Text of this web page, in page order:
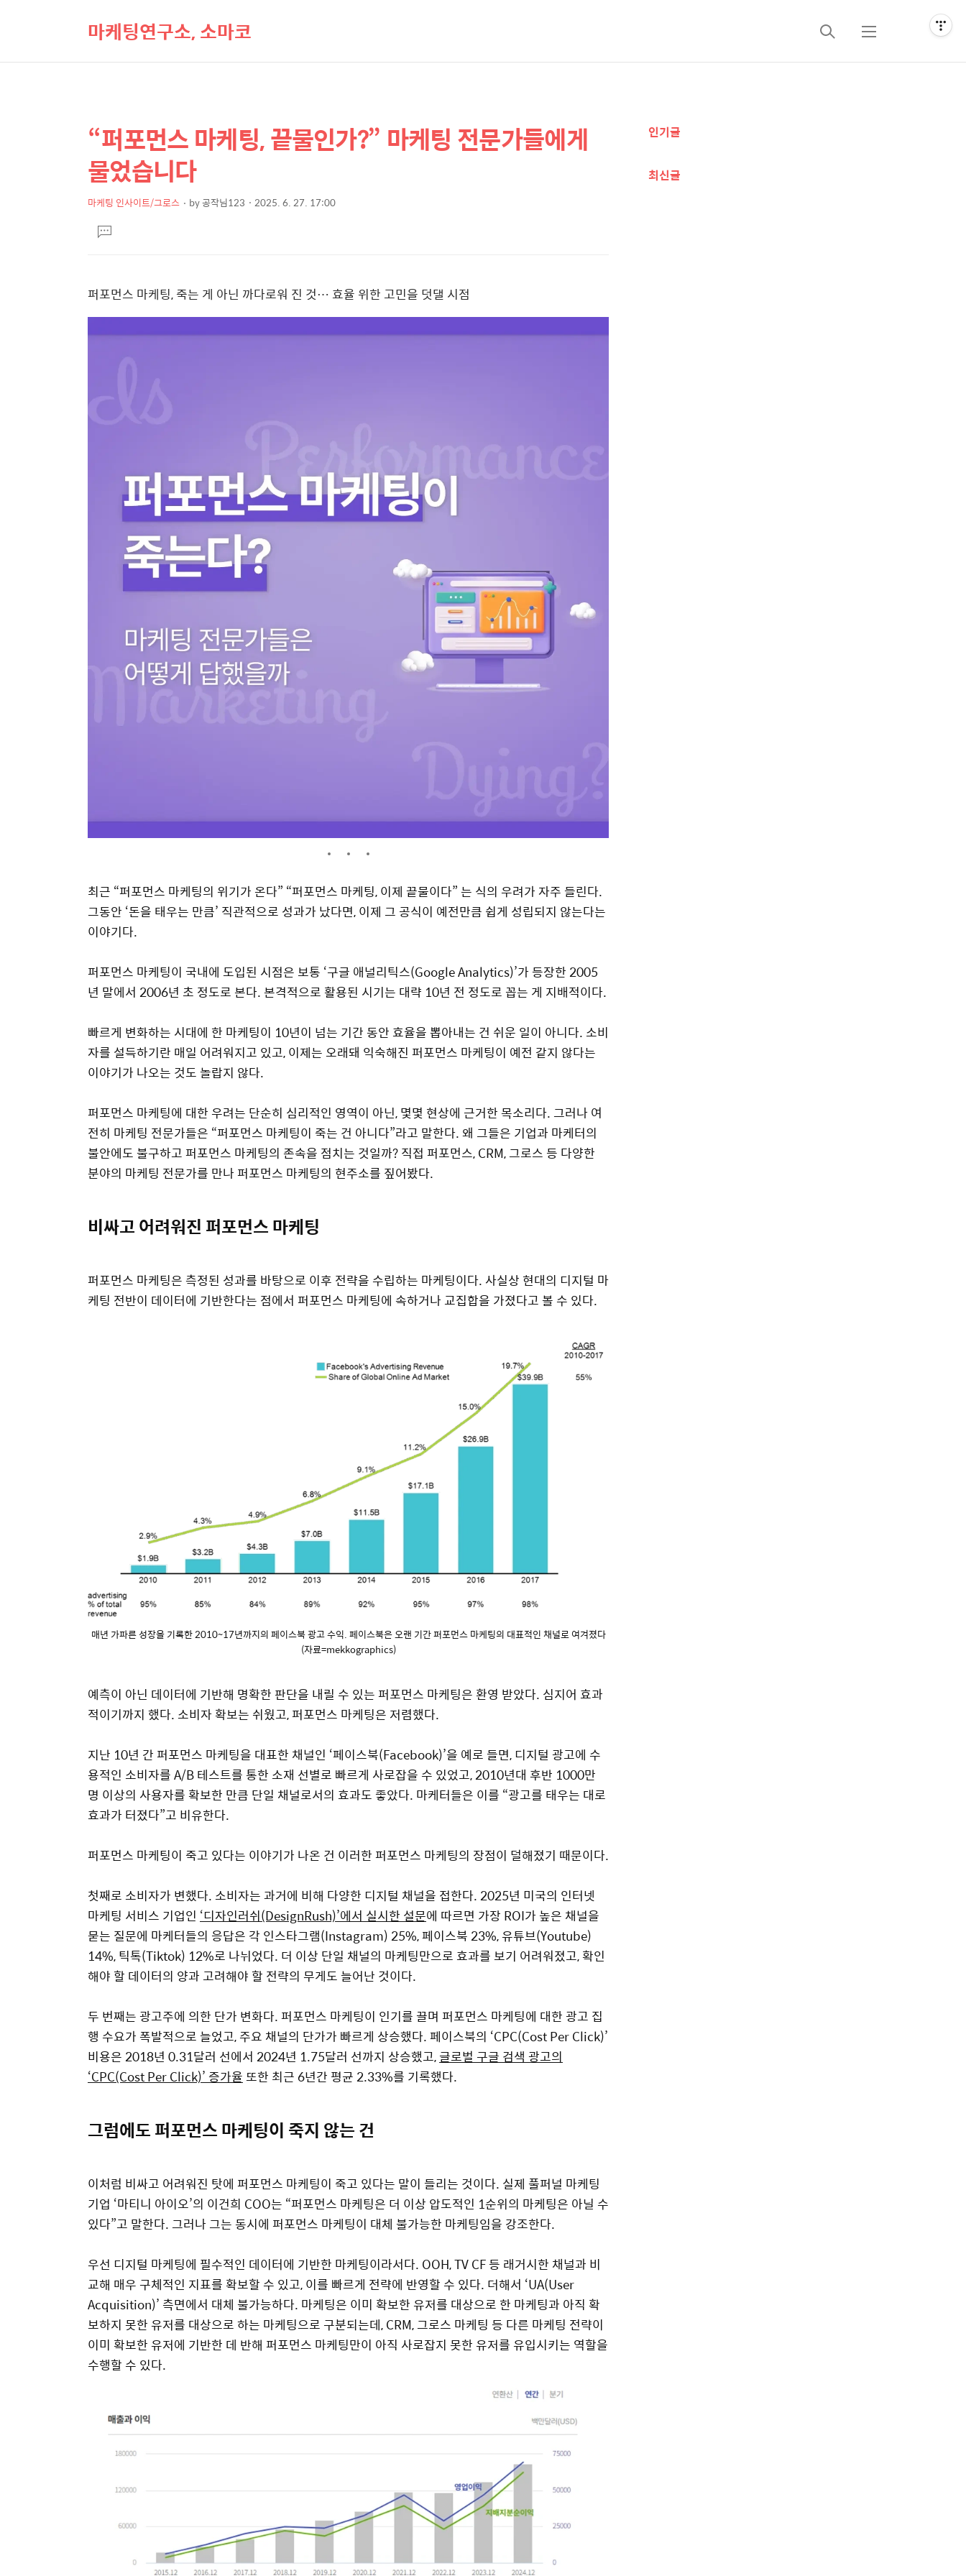
마케팅연구소, 소마코
검
메
상
컨
텐
본
제
목
“퍼포먼스 마케팅, 끝물인가?” 마케팅 전문가들에게
물었습니다
마케팅 인사이트/그로스 by공작님123 2025. 6. 27. 17:00
문댓
글
퍼포먼스 마케팅, 죽는 게 아닌 까다로워 진 것… 효율 위한 고민을 덧댈 시점
최근 “퍼포먼스 마케팅의 위기가 온다” “퍼포먼스 마케팅, 이제 끝물이다” 는 식의 우려가 자주 들린다.
그동안 ‘돈을 태우는 만큼’ 직관적으로 성과가 났다면, 이제 그 공식이 예전만큼 쉽게 성립되지 않는다는
이야기다.
퍼포먼스 마케팅이 국내에 도입된 시점은 보통 ‘구글 애널리틱스(Google Analytics)’가 등장한 2005
년 말에서 2006년 초 정도로 본다. 본격적으로 활용된 시기는 대략 10년 전 정도로 꼽는 게 지배적이다.
빠르게 변화하는 시대에 한 마케팅이 10년이 넘는 기간 동안 효율을 뽑아내는 건 쉬운 일이 아니다. 소비
자를 설득하기란 매일 어려워지고 있고, 이제는 오래돼 익숙해진 퍼포먼스 마케팅이 예전 같지 않다는
이야기가 나오는 것도 놀랍지 않다.
퍼포먼스 마케팅에 대한 우려는 단순히 심리적인 영역이 아닌, 몇몇 현상에 근거한 목소리다. 그러나 여
전히 마케팅 전문가들은 “퍼포먼스 마케팅이 죽는 건 아니다”라고 말한다. 왜 그들은 기업과 마케터의
불안에도 불구하고 퍼포먼스 마케팅의 존속을 점치는 것일까? 직접 퍼포먼스, CRM, 그로스 등 다양한
분야의 마케팅 전문가를 만나 퍼포먼스 마케팅의 현주소를 짚어봤다.
비싸고 어려워진 퍼포먼스 마케팅
퍼포먼스 마케팅은 측정된 성과를 바탕으로 이후 전략을 수립하는 마케팅이다. 사실상 현대의 디지털 마
케팅 전반이 데이터에 기반한다는 점에서 퍼포먼스 마케팅에 속하거나 교집합을 가졌다고 볼 수 있다.
매년 가파른 성장을 기록한 2010~17년까지의 페이스북 광고 수익. 페이스북은 오랜 기간 퍼포먼스 마케팅의 대표적인 채널로 여겨졌다
(자료=mekkographics)
예측이 아닌 데이터에 기반해 명확한 판단을 내릴 수 있는 퍼포먼스 마케팅은 환영 받았다. 심지어 효과
적이기까지 했다. 소비자 확보는 쉬웠고, 퍼포먼스 마케팅은 저렴했다.
지난 10년 간 퍼포먼스 마케팅을 대표한 채널인 ‘페이스북(Facebook)’을 예로 들면, 디지털 광고에 수
용적인 소비자를 A/B 테스트를 통한 소재 선별로 빠르게 사로잡을 수 있었고, 2010년대 후반 1000만
명 이상의 사용자를 확보한 만큼 단일 채널로서의 효과도 좋았다. 마케터들은 이를 “광고를 태우는 대로
효과가 터졌다”고 비유한다.
퍼포먼스 마케팅이 죽고 있다는 이야기가 나온 건 이러한 퍼포먼스 마케팅의 장점이 덜해졌기 때문이다.
첫째로 소비자가 변했다. 소비자는 과거에 비해 다양한 디지털 채널을 접한다. 2025년 미국의 인터넷
마케팅 서비스 기업인 ‘디자인러쉬(DesignRush)’에서 실시한 설문에 따르면 가장 ROI가 높은 채널을
묻는 질문에 마케터들의 응답은 각 인스타그램(Instagram) 25%, 페이스북 23%, 유튜브(Youtube)
14%, 틱톡(Tiktok) 12%로 나뉘었다. 더 이상 단일 채널의 마케팅만으로 효과를 보기 어려워졌고, 확인
해야 할 데이터의 양과 고려해야 할 전략의 무게도 늘어난 것이다.
두 번째는 광고주에 의한 단가 변화다. 퍼포먼스 마케팅이 인기를 끌며 퍼포먼스 마케팅에 대한 광고 집
행 수요가 폭발적으로 늘었고, 주요 채널의 단가가 빠르게 상승했다. 페이스북의 ‘CPC(Cost Per Click)’
비용은 2018년 0.31달러 선에서 2024년 1.75달러 선까지 상승했고,글로벌 구글 검색 광고의
‘CPC(Cost Per Click)’ 증가율 또한 최근 6년간 평균 2.33%를 기록했다.
그럼에도 퍼포먼스 마케팅이 죽지 않는 건
이처럼 비싸고 어려워진 탓에 퍼포먼스 마케팅이 죽고 있다는 말이 들리는 것이다. 실제 풀퍼널 마케팅
기업 ‘마티니 아이오’의 이건희 COO는 “퍼포먼스 마케팅은 더 이상 압도적인 1순위의 마케팅은 아닐 수
있다”고 말한다. 그러나 그는 동시에 퍼포먼스 마케팅이 대체 불가능한 마케팅임을 강조한다.
우선 디지털 마케팅에 필수적인 데이터에 기반한 마케팅이라서다. OOH, TV CF 등 래거시한 채널과 비
교해 매우 구체적인 지표를 확보할 수 있고, 이를 빠르게 전략에 반영할 수 있다. 더해서 ‘UA(User
Acquisition)’ 측면에서 대체 불가능하다. 마케팅은 이미 확보한 유저를 대상으로 한 마케팅과 아직 확
보하지 못한 유저를 대상으로 하는 마케팅으로 구분되는데, CRM, 그로스 마케팅 등 다른 마케팅 전략이
이미 확보한 유저에 기반한 데 반해 퍼포먼스 마케팅만이 아직 사로잡지 못한 유저를 유입시키는 역할을
수행할 수 있다.
추
정
인기글
최신글